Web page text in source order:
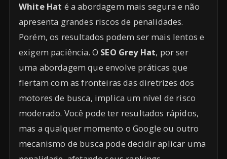
White Hat é a abordagem mais segura e não
apresenta grandes riscos de penalidades.
Porém, os resultados podem ser mais lentos e
exigem paciência. O SEO Grey Hat, por ser
uma abordagem que envolve práticas que
flertam com as fronteiras das diretrizes dos
motores de busca, implica um nível de risco
moderado. Você pode ter resultados rápidos,
mas a qualquer momento o Google ou outro
mecanismo de busca pode decidir aplicar uma